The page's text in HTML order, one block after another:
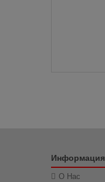
Информация
О Нас